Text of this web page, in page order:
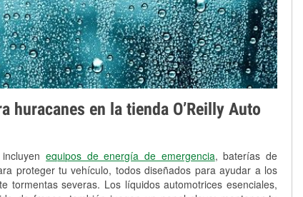
huracanes en la tienda O’Reilly Auto
incluyenequipos de energía de emergencia, baterías de
proteger tu vehículo, todos diseñados para ayudar a los
tormentas severas. Los líquidos automotrices esenciales,